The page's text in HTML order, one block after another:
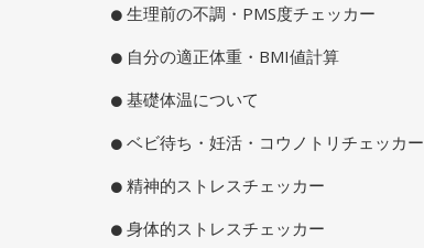
生理前の不調・PMS度チェッカー
自分の適正体重・BMI値計算
基礎体温について
ベビ待ち・妊活・コウノトリチェッカー
精神的ストレスチェッカー
身体的ストレスチェッカー